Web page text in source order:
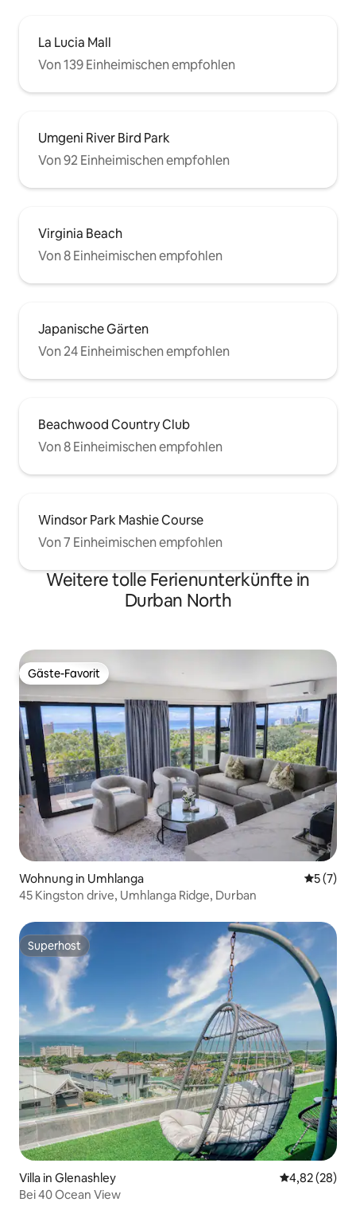
La Lucia Mall
Von 139 Einheimischen empfohlen
Umgeni River Bird Park
Von 92 Einheimischen empfohlen
Virginia Beach
Von 8 Einheimischen empfohlen
Japanische Gärten
Von 24 Einheimischen empfohlen
Beachwood Country Club
Von 8 Einheimischen empfohlen
Windsor Park Mashie Course
Von 7 Einheimischen empfohlen
Weitere tolle Ferienunterkünfte in
Durban North
Gäste-Favorit
Gäste-Favorit
Wohnung in Umhlanga
5 (7)
45 Kingston drive, Umhlanga Ridge, Durban
Superhost
Superhost
Villa in Glenashley
4,82 (28)
Bei 40 Ocean View